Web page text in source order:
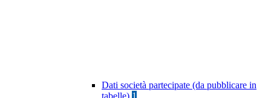
Dati società partecipate (da pubblicare in